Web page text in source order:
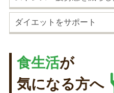
ダイエットをサポート
食生活が
気になる方へ